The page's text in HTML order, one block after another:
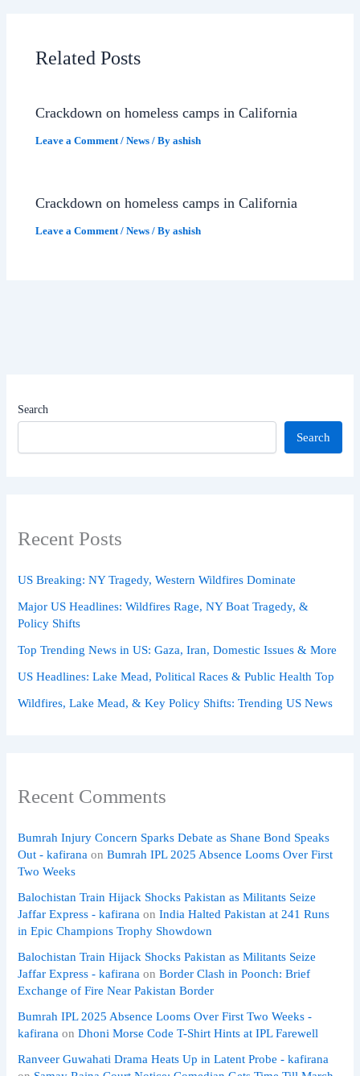
Related Posts
Crackdown on homeless camps in California
Leave a Comment /News / Byashish
Crackdown on homeless camps in California
Leave a Comment /News / Byashish
Search
Search
Recent Posts
US Breaking: NY Tragedy, Western Wildfires Dominate
Major US Headlines: Wildfires Rage, NY Boat Tragedy, &
Policy Shifts
Top Trending News in US: Gaza, Iran, Domestic Issues & More
US Headlines: Lake Mead, Political Races & Public Health Top
Wildfires, Lake Mead, & Key Policy Shifts: Trending US News
Recent Comments
Bumrah Injury Concern Sparks Debate as Shane Bond Speaks
Out - kafirana onBumrah IPL 2025 Absence Looms Over First
Two Weeks
Balochistan Train Hijack Shocks Pakistan as Militants Seize
Jaffar Express - kafirana onIndia Halted Pakistan at 241 Runs
in Epic Champions Trophy Showdown
Balochistan Train Hijack Shocks Pakistan as Militants Seize
Jaffar Express - kafirana onBorder Clash in Poonch: Brief
Exchange of Fire Near Pakistan Border
Bumrah IPL 2025 Absence Looms Over First Two Weeks -
kafirana onDhoni Morse Code T-Shirt Hints at IPL Farewell
Ranveer Guwahati Drama Heats Up in Latent Probe - kafirana